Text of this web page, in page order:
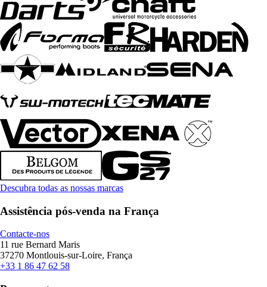
Descubra todas as nossas marcas
Assistência pós-venda na França
Contacte-nos
11 rue Bernard Maris
37270 Montlouis-sur-Loire, França
+33 1 86 47 62 58